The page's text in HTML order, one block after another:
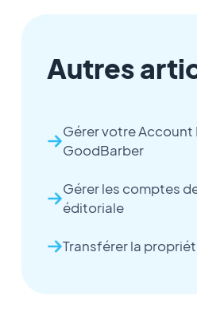
Autres
Gérer votre Account
GoodBarber
Gérer les comptes
éditoriale
Transférer la